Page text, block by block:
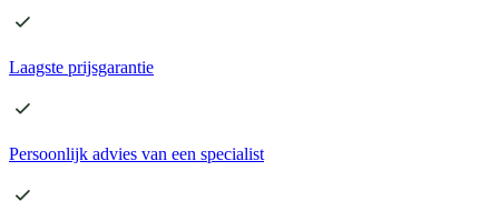
Laagste prijsgarantie
Persoonlijk advies van een specialist